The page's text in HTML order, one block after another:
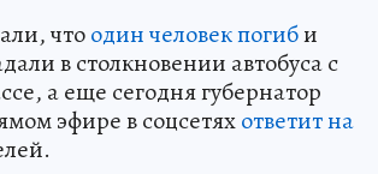
чтоодин человек погиби
в столкновении автобуса с
а еще сегодня губернатор
эфире в соцсетяхответит на